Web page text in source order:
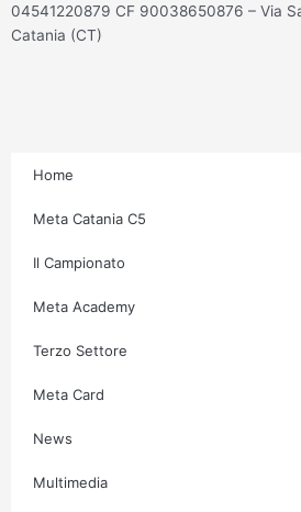
a
g
b
t
u
04541220879 CF 90038650876 – Via
Catania (CT)
Home
Meta Catania C5
Il Campionato
Meta Academy
Terzo Settore
Meta Card
News
Multimedia